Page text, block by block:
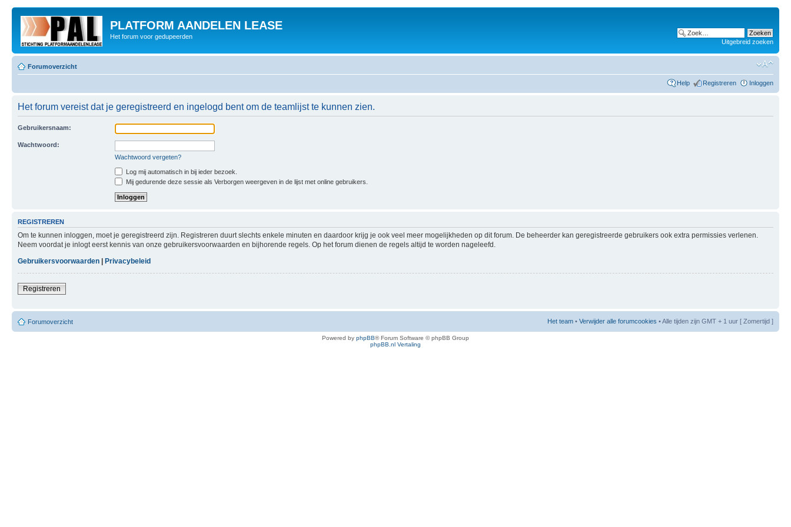
PLATFORM AANDELEN LEASE
Het forum voor gedupeerden
Uitgebreid zoeken
Forumoverzicht
Help Registreren Inloggen
Het forum vereist dat je geregistreerd en ingelogd bent om de teamlijst te kunnen zien.
Gebruikersnaam:
Wachtwoord:
Wachtwoord vergeten?
Log mij automatisch in bij ieder bezoek.
Mij gedurende deze sessie als Verborgen weergeven in de lijst met online gebruikers.
REGISTREREN
Om te kunnen inloggen, moet je geregistreerd zijn. Registreren duurt slechts enkele minuten en daardoor krijg je ook veel meer mogelijkheden op dit forum. De beheerder kan geregistreerde gebruikers ook extra permissies verlenen.
Neem voordat je inlogt eerst kennis van onze gebruikersvoorwaarden en bijhorende regels. Op het forum dienen de regels altijd te worden nageleefd.
Gebruikersvoorwaarden
Privacybeleid
Registreren
Forumoverzicht Het team • Verwijder alle forumcookies • Alle tijden zijn GMT + 1 uur [ Zomertijd ]
Powered by phpBB® Forum Software © phpBB Group
phpBB.nl Vertaling